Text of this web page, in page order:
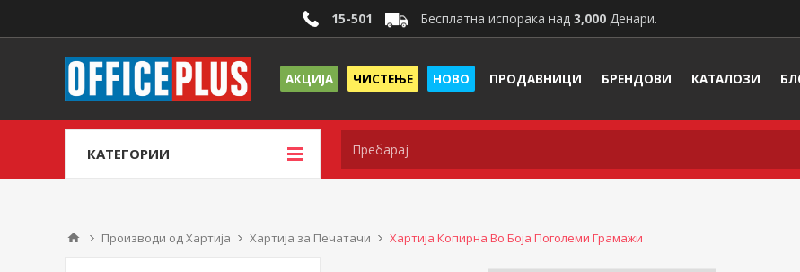
15-501 Бесплатна испорака над 3,000 Денари.
АКЦИЈА ЧИСТЕЊЕ НОВО ПРОДАВНИЦИ БРЕНДОВИ КАТАЛОЗИ
КАТЕГОРИИ
Производи од Хартија Хартија за Печатачи Хартија Копирна Во Боја Поголеми Грамажи